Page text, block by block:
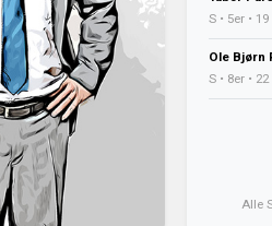
S • 5er •
Ole Bjørn
S • 8er •
Alle